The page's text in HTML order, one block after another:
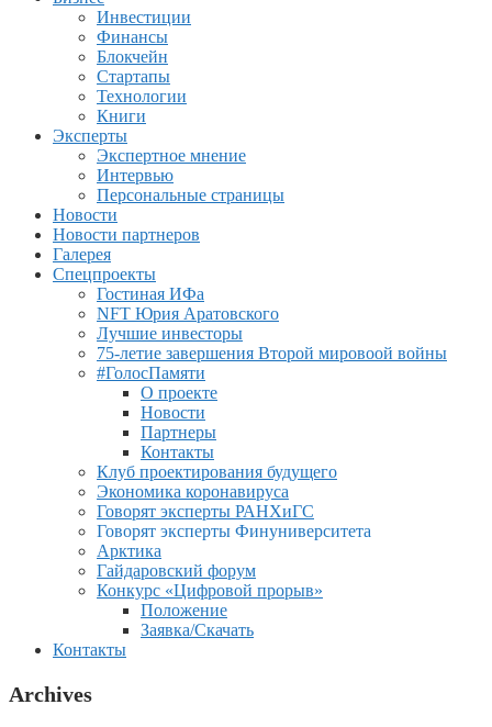
Инвестиции
Финансы
Блокчейн
Стартапы
Технологии
Книги
Эксперты
Экспертное мнение
Интервью
Персональные страницы
Новости
Новости партнеров
Галерея
Спецпроекты
Гостиная ИФа
NFT Юрия Аратовского
Лучшие инвесторы
75-летие завершения Второй мировоой войны
#ГолосПамяти
О проекте
Новости
Партнеры
Контакты
Клуб проектирования будущего
Экономика коронавируса
Говорят эксперты РАНХиГС
Говорят эксперты Финуниверситета
Арктика
Гайдаровский форум
Конкурс «Цифровой прорыв»
Положение
Заявка/Скачать
Контакты
Archives